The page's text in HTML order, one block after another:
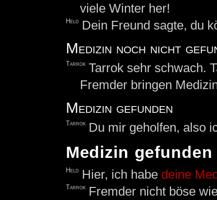
viele Winter her!
Held Dein Freund sagte, du
Medizin noch nicht
Tarrok Tarrok sehr schwach.
Fremder bringen
Medizin gefunden
Tarrok Du mir geholfen, also
Medizin
Held Hier, ich habe deine
Tarrok Fremder nicht böse